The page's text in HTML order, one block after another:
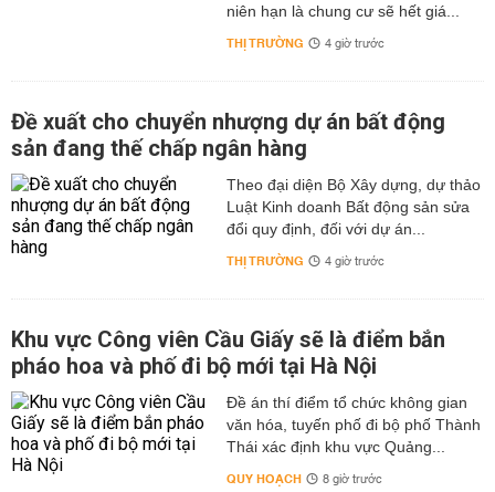
niên hạn là chung cư sẽ hết giá...
THỊ TRƯỜNG 4 giờ trước
Đề xuất cho chuyển nhượng dự án bất động
sản đang thế chấp ngân hàng
Theo đại diện Bộ Xây dựng, dự thảo
Luật Kinh doanh Bất động sản sửa
đổi quy định, đối với dự án...
THỊ TRƯỜNG 4 giờ trước
Khu vực Công viên Cầu Giấy sẽ là điểm bắn
pháo hoa và phố đi bộ mới tại Hà Nội
Đề án thí điểm tổ chức không gian
văn hóa, tuyến phố đi bộ phố Thành
Thái xác định khu vực Quảng...
QUY HOẠCH 8 giờ trước